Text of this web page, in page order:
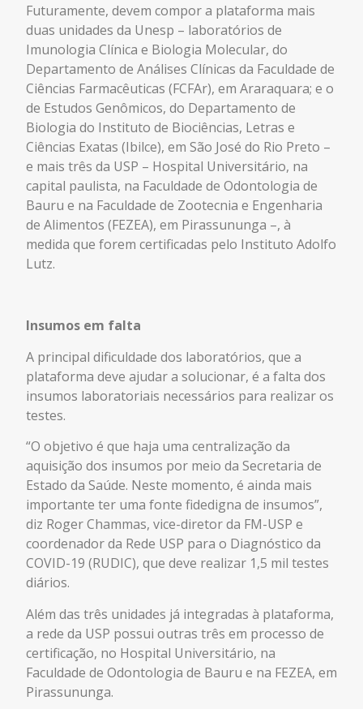
Futuramente, devem compor a plataforma mais
duas unidades da Unesp – laboratórios de
Imunologia Clínica e Biologia Molecular, do
Departamento de Análises Clínicas da Faculdade de
Ciências Farmacêuticas (FCFAr), em Araraquara; e o
de Estudos Genômicos, do Departamento de
Biologia do Instituto de Biociências, Letras e
Ciências Exatas (Ibilce), em São José do Rio Preto –
e mais três da USP – Hospital Universitário, na
capital paulista, na Faculdade de Odontologia de
Bauru e na Faculdade de Zootecnia e Engenharia
de Alimentos (FEZEA), em Pirassununga –, à
medida que forem certificadas pelo Instituto Adolfo
Lutz.
Insumos em falta
A principal dificuldade dos laboratórios, que a
plataforma deve ajudar a solucionar, é a falta dos
insumos laboratoriais necessários para realizar os
testes.
“O objetivo é que haja uma centralização da
aquisição dos insumos por meio da Secretaria de
Estado da Saúde. Neste momento, é ainda mais
importante ter uma fonte fidedigna de insumos”,
diz Roger Chammas, vice-diretor da FM-USP e
coordenador da Rede USP para o Diagnóstico da
COVID-19 (RUDIC), que deve realizar 1,5 mil testes
diários.
Além das três unidades já integradas à plataforma,
a rede da USP possui outras três em processo de
certificação, no Hospital Universitário, na
Faculdade de Odontologia de Bauru e na FEZEA, em
Pirassununga.